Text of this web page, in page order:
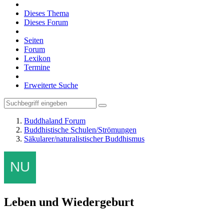
Dieses Thema
Dieses Forum
Seiten
Forum
Lexikon
Termine
Erweiterte Suche
Buddhaland Forum
Buddhistische Schulen/Strömungen
Säkularer/naturalistischer Buddhismus
Leben und Wiedergeburt